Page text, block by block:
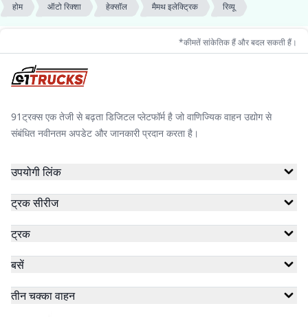
होम ऑटो रिक्शा हेक्सॉल मैमथ इलेक्ट्रिक रिव्यू
*कीमतें सांकेतिक हैं और बदल सकती हैं।
91ट्रक्स एक तेजी से बढ़ता डिजिटल प्लेटफॉर्म है जो वाणिज्यिक वाहन उद्योग से
संबंधित नवीनतम अपडेट और जानकारी प्रदान करता है।
उपयोगी लिंक
ट्रक सीरीज
ट्रक
बसें
तीन चक्का वाहन